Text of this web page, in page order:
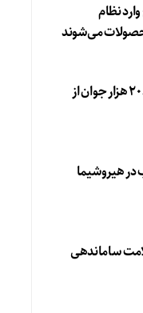
نظام
می‌شوند
استقبال بیش از ۲۰۸ هزار جوان از
در هیروشیما
ساماندهی